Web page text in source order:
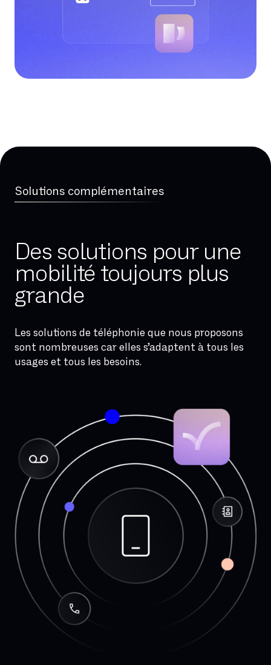
Toujours connectés
Le réseau est partout...même là où il
SMS passent par le réseau WiFi lorsqu’il
n’y a pas de réseau mobile disponible.
Solutions complémentaires
Des solutions pour une
mobilité toujours plus
grande
Les solutions de téléphonie que nous proposons
sont nombreuses car elles s’adaptent à tous les
usages et tous les besoins.